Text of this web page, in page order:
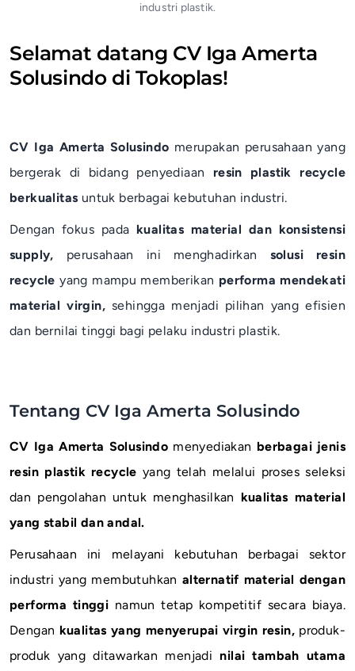
industri plastik.
Selamat datang CV Iga Amerta
Solusindo di Tokoplas!
CV Iga Amerta Solusindo merupakan perusahaan yang
bergerak di bidang penyediaan resin plastik recycle
berkualitas untuk berbagai kebutuhan industri.
Dengan fokus pada kualitas material dan konsistensi
supply, perusahaan ini menghadirkan solusi resin
recycle yang mampu memberikan performa mendekati
material virgin, sehingga menjadi pilihan yang efisien
dan bernilai tinggi bagi pelaku industri plastik.
Tentang CV Iga Amerta Solusindo
CV Iga Amerta Solusindo menyediakan berbagai jenis
resin plastik recycle yang telah melalui proses seleksi
dan pengolahan untuk menghasilkan kualitas material
yang stabil dan andal.
Perusahaan ini melayani kebutuhan berbagai sektor
industri yang membutuhkan alternatif material dengan
performa tinggi namun tetap kompetitif secara biaya.
Dengan kualitas yang menyerupai virgin resin, produk-
produk yang ditawarkan menjadinilai tambah utama